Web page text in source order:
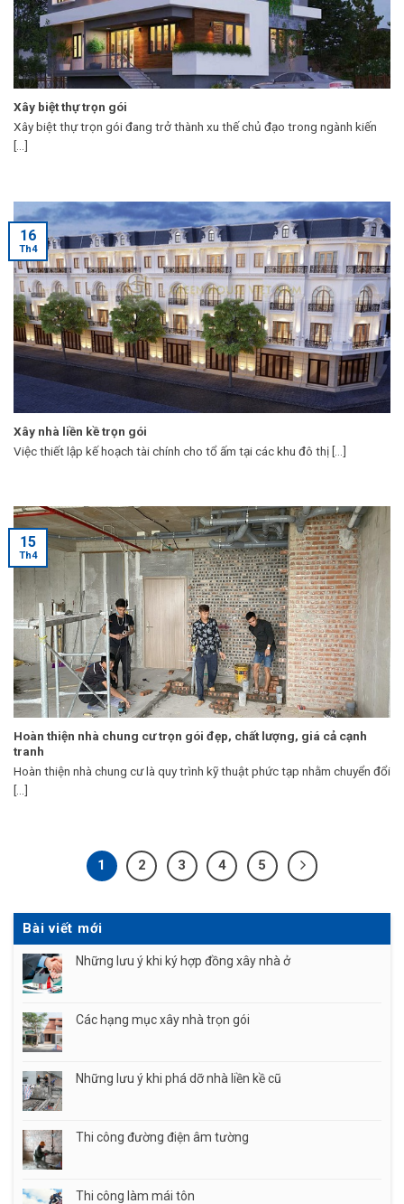
Xây biệt thự trọn gói
Xây biệt thự trọn gói đang trở thành xu thế chủ đạo trong ngành kiến
[...]
Xây nhà liền kề trọn gói
Việc thiết lập kế hoạch tài chính cho tổ ấm tại các khu đô thị [...]
16
Th4
Hoàn thiện nhà chung cư trọn gói đẹp, chất lượng, giá cả cạnh
tranh
Hoàn thiện nhà chung cư là quy trình kỹ thuật phức tạp nhằm chuyển đổi
[...]
15
Th4
1 2 3 4 5
Bài viết mới
Những lưu ý khi ký hợp đồng xây nhà ở
Các hạng mục xây nhà trọn gói
Những lưu ý khi phá dỡ nhà liền kề cũ
Thi công đường điện âm tường
Thi công làm mái tôn